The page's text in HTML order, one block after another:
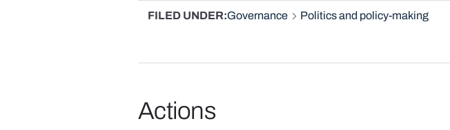
FILED UNDER Governance Politics and policy-making
Actions